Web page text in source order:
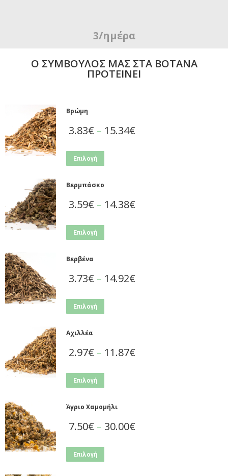
3/ημέρα
Ο ΣΥΜΒΟΥΛΟΣ ΜΑΣ ΣΤΑ ΒΟΤΑΝΑ
ΠΡΟΤΕΙΝΕΙ
Βρώμη
3.83€ – 15.34€
Επιλογή
Βερμπάσκο
3.59€ – 14.38€
Επιλογή
Βερβένα
3.73€ – 14.92€
Επιλογή
Αχιλλέα
2.97€ – 11.87€
Επιλογή
Άγριο Χαμομήλι
7.50€ – 30.00€
Επιλογή